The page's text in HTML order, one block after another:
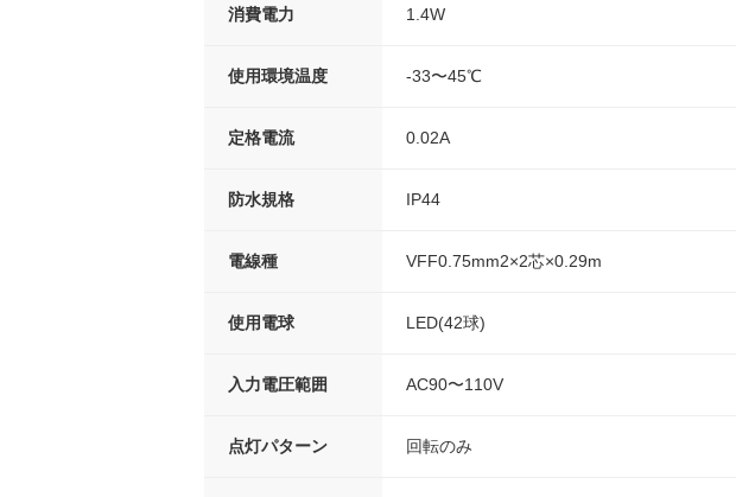
消費電力 1.4W
使用環境温度 -33〜45℃
定格電流 0.02A
防水規格 IP44
電線種 VFF0.75mm2×2芯×0.29m
使用電球 LED(42球)
入力電圧範囲 AC90〜110V
点灯パターン 回転のみ